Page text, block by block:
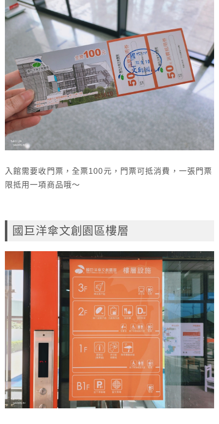
入館需要收門票，全票100元，門票可抵消費，一張門票
限抵用一項商品哦～
國巨洋傘文創園區樓層